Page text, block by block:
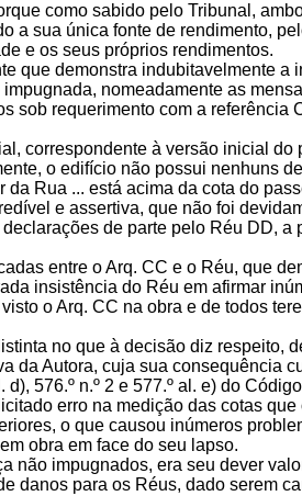
como sabido pelo Tribunal,
a sua única fonte de rendimento,
e os seus próprios rendimentos.
que demonstra indubitavelmente a
nomeadamente as
sob requerimento com a referência
correspondente à versão inicial
o edifício não possui nenhuns
Rua ... está acima da cota do
e assertiva, que não foi
de parte pelo Réu DD,
entre o Arq. CC e o Réu, que
insistência do Réu em afirmar
o Arq. CC na obra e de todos
no que à decisão diz respeito,
da Autora, cuja sua consequência
576.º n.º 2 e 577.º al. e) do
erro na medição das cotas
o que causou inúmeros
obra em face do seu lapso.
não impugnados, era seu dever
danos para os Réus, dado serem